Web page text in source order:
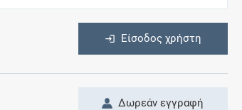
Είσοδος χρήστη
Δωρεάν εγγραφή